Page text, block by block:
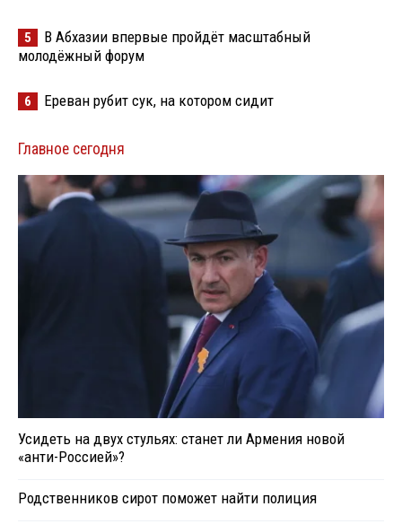
5
В Абхазии впервые пройдёт масштабный
молодёжный форум
6 Ереван рубит сук, на котором сидит
Главное сегодня
Усидеть на двух стульях: станет ли Армения новой
«анти-Россией»?
Родственников сирот поможет найти полиция